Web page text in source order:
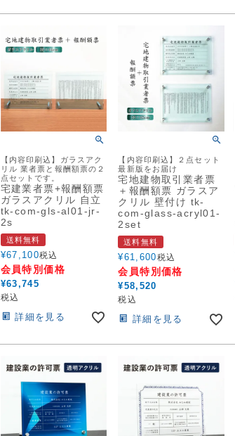
【内容印刷込】ガラスアク
リル 業者票と報酬額票の２
点セットです。
宅建業者票+報酬額票
ガラスアクリル 自立
tk-com-gls-al01-jr-
2s
送料無料
¥67,100税込
会員特別価格
¥63,745
税込
詳細を見る
【内容印刷込】２点セット
最新版をお届け
宅地建物取引業者票
＋報酬額票 ガラスア
クリル 壁付け tk-
com-glass-acryl01-
2set
送料無料
¥61,600税込
会員特別価格
¥58,520
税込
詳細を見る